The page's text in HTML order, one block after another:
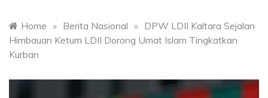
UTARA
Home » Berita Nasional » DPW LDII Kaltara Sejalan
Himbauan Ketum LDII Dorong Umat Islam Tingkatkan
Kurban